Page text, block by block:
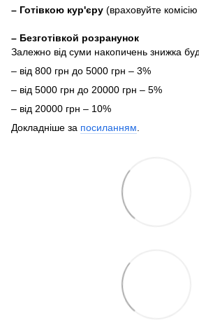
– Готівкою кур'єру (враховуйте
– Безготівкой розранунок
Залежно від суми накопичень знижка
– від 800 грн до 5000 грн – 3%
– від 5000 грн до 20000 грн – 5%
– від 20000 грн – 10%
Докладніше за посиланням